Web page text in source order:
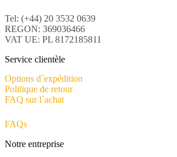
Tel: (+44) 20 3532 0639
REGON: 369036466
VAT UE: PL 8172185811
Service clientèle
Options d`expédition
Politique de retour
FAQ sur l`achat
FAQs
Notre entreprise